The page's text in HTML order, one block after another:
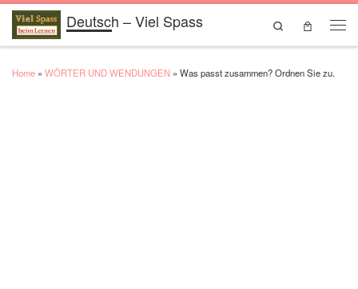
Skip to contentDeutsch – Viel Spass
Search
Home » WÖRTER UND WENDUNGEN » Was passt zusammen? Ordnen Sie zu.